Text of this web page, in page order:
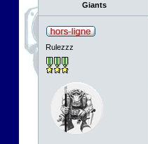
Giants
Rulezzz